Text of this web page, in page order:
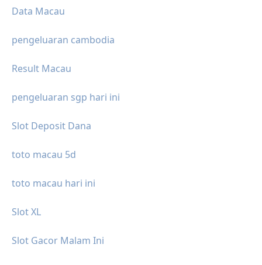
Data Macau
pengeluaran cambodia
Result Macau
pengeluaran sgp hari ini
Slot Deposit Dana
toto macau 5d
toto macau hari ini
Slot XL
Slot Gacor Malam Ini